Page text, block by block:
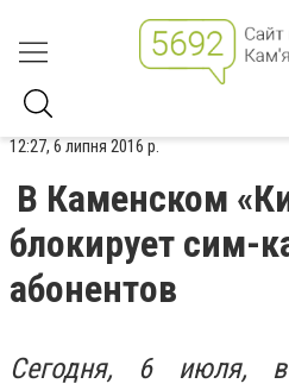
12:27, 6 липня 2016 р.
В Каменском
блокирует сим-
абонентов
Сегодня, 6 июля,